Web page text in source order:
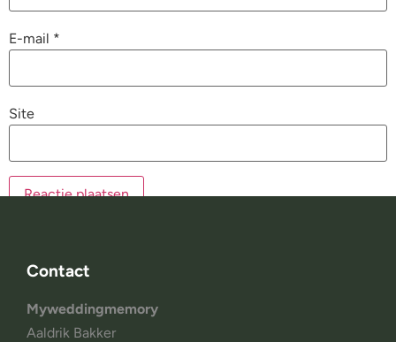
E-mail *
Site
Contact
Myweddingmemory
Aaldrik Bakker